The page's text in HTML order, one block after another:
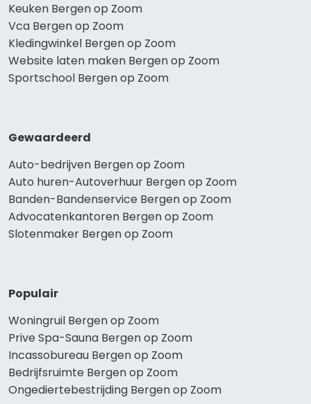
Keuken Bergen op Zoom
Vca Bergen op Zoom
Kledingwinkel Bergen op Zoom
Website laten maken Bergen op Zoom
Sportschool Bergen op Zoom
Gewaardeerd
Auto-bedrijven Bergen op Zoom
Auto huren-Autoverhuur Bergen op Zoom
Banden-Bandenservice Bergen op Zoom
Advocatenkantoren Bergen op Zoom
Slotenmaker Bergen op Zoom
Populair
Woningruil Bergen op Zoom
Prive Spa-Sauna Bergen op Zoom
Incassobureau Bergen op Zoom
Bedrijfsruimte Bergen op Zoom
Ongediertebestrijding Bergen op Zoom